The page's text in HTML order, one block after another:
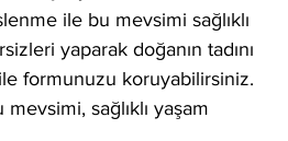
ile bu mevsimi sağlıklı
yaparak doğanın tadını
formunuzu koruyabilirsiniz.
sağlıklı yaşam